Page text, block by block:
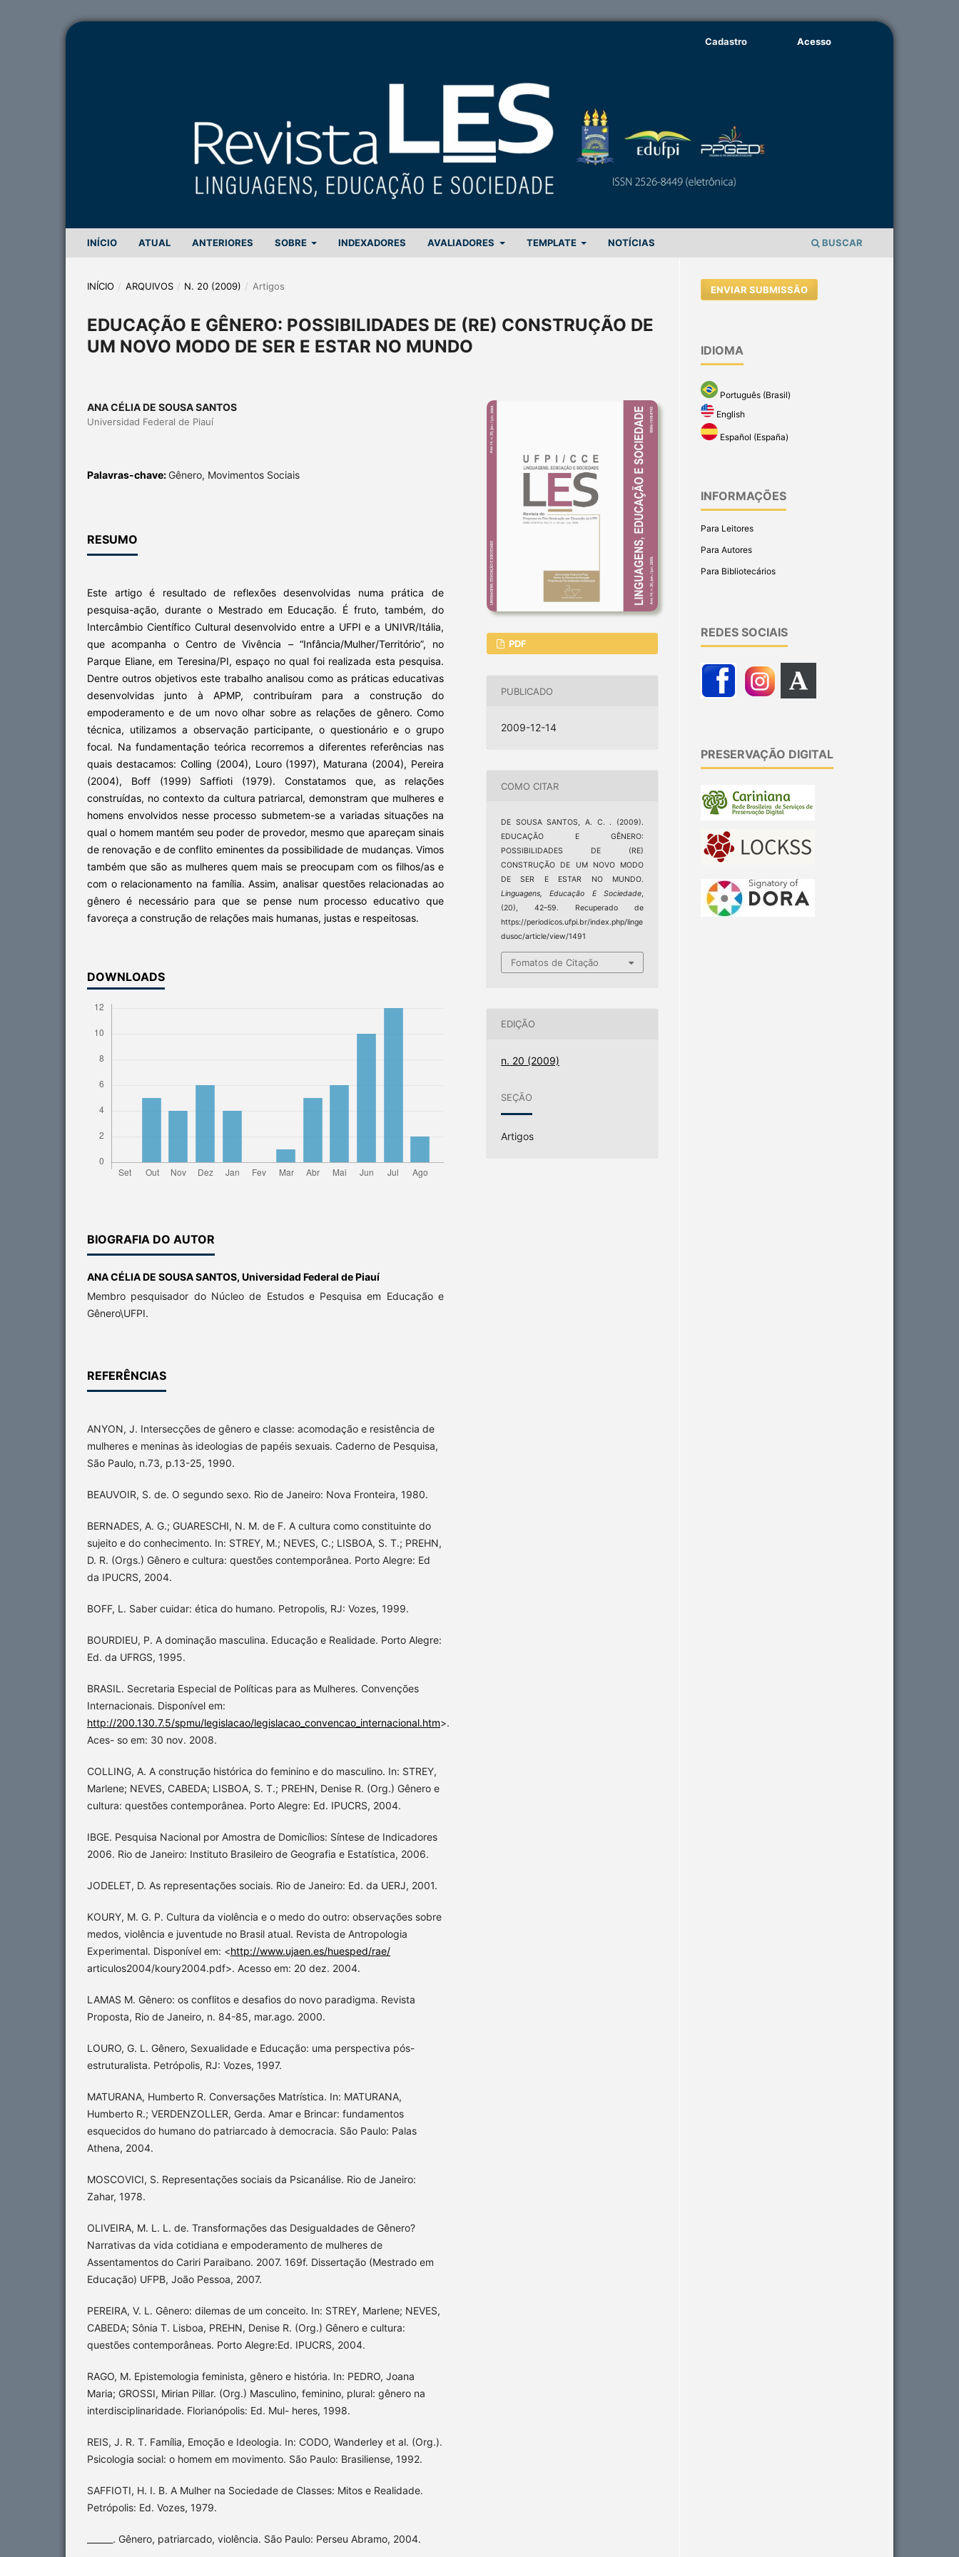
INÍCIO ATUAL ANTERIORES SOBRE INDEXADORES AVALIADORES TEMPLATE NOTÍCIAS BUSCAR
Cadastro Acesso
INÍCIO / ARQUIVOS / N. 20 (2009) / Artigos
EDUCAÇÃO E GÊNERO: POSSIBILIDADES DE (RE) CONSTRUÇÃO DE
UM NOVO MODO DE SER E ESTAR NO MUNDO
ANA CÉLIA DE SOUSA SANTOS
Universidad Federal de Piauí
Palavras-chave: Gênero, Movimentos Sociais
RESUMO
Este artigo é resultado de reflexões desenvolvidas numa prática de
pesquisa-ação, durante o Mestrado em Educação. É fruto, também, do
Intercâmbio Científico Cultural desenvolvido entre a UFPI e a UNIVR/Itália,
que acompanha o Centro de Vivência – “Infância/Mulher/Território”, no
Parque Eliane, em Teresina/PI, espaço no qual foi realizada esta pesquisa.
Dentre outros objetivos este trabalho analisou como as práticas educativas
desenvolvidas junto à APMP, contribuíram para a construção do
empoderamento e de um novo olhar sobre as relações de gênero. Como
técnica, utilizamos a observação participante, o questionário e o grupo
focal. Na fundamentação teórica recorremos a diferentes referências nas
quais destacamos: Colling (2004), Louro (1997), Maturana (2004), Pereira
(2004), Boff (1999) Saffioti (1979). Constatamos que, as relações
construídas, no contexto da cultura patriarcal, demonstram que mulheres e
homens envolvidos nesse processo submetem-se a variadas situações na
qual o homem mantém seu poder de provedor, mesmo que apareçam sinais
de renovação e de conflito eminentes da possibilidade de mudanças. Vimos
também que são as mulheres quem mais se preocupam com os filhos/as e
com o relacionamento na família. Assim, analisar questões relacionadas ao
gênero é necessário para que se pense num processo educativo que
favoreça a construção de relações mais humanas, justas e respeitosas.
DOWNLOADS
BIOGRAFIA DO AUTOR
ANA CÉLIA DE SOUSA SANTOS, Universidad Federal de Piauí
Membro pesquisador do Núcleo de Estudos e Pesquisa em Educação e
Gênero\UFPI.
REFERÊNCIAS
ANYON, J. Intersecções de gênero e classe: acomodação e resistência de
mulheres e meninas às ideologias de papéis sexuais. Caderno de Pesquisa,
São Paulo, n.73, p.13-25, 1990.
BEAUVOIR, S. de. O segundo sexo. Rio de Janeiro: Nova Fronteira, 1980.
BERNADES, A. G.; GUARESCHI, N. M. de F. A cultura como constituinte do
sujeito e do conhecimento. In: STREY, M.; NEVES, C.; LISBOA, S. T.; PREHN,
D. R. (Orgs.) Gênero e cultura: questões contemporânea. Porto Alegre: Ed
da IPUCRS, 2004.
BOFF, L. Saber cuidar: ética do humano. Petropolis, RJ: Vozes, 1999.
BOURDIEU, P. A dominação masculina. Educação e Realidade. Porto Alegre:
Ed. da UFRGS, 1995.
BRASIL. Secretaria Especial de Políticas para as Mulheres. Convenções
Internacionais. Disponível em:
http://200.130.7.5/spmu/legislacao/legislacao_convencao_internacional.htm>.
Aces- so em: 30 nov. 2008.
COLLING, A. A construção histórica do feminino e do masculino. In: STREY,
Marlene; NEVES, CABEDA; LISBOA, S. T.; PREHN, Denise R. (Org.) Gênero e
cultura: questões contemporânea. Porto Alegre: Ed. IPUCRS, 2004.
IBGE. Pesquisa Nacional por Amostra de Domicílios: Síntese de Indicadores
2006. Rio de Janeiro: Instituto Brasileiro de Geografia e Estatística, 2006.
JODELET, D. As representações sociais. Rio de Janeiro: Ed. da UERJ, 2001.
KOURY, M. G. P. Cultura da violência e o medo do outro: observações sobre
medos, violência e juventude no Brasil atual. Revista de Antropologia
Experimental. Disponível em: <http://www.ujaen.es/huesped/rae/
articulos2004/koury2004.pdf>. Acesso em: 20 dez. 2004.
LAMAS M. Gênero: os conflitos e desafios do novo paradigma. Revista
Proposta, Rio de Janeiro, n. 84-85, mar.ago. 2000.
LOURO, G. L. Gênero, Sexualidade e Educação: uma perspectiva pós-
estruturalista. Petrópolis, RJ: Vozes, 1997.
MATURANA, Humberto R. Conversações Matrística. In: MATURANA,
Humberto R.; VERDENZOLLER, Gerda. Amar e Brincar: fundamentos
esquecidos do humano do patriarcado à democracia. São Paulo: Palas
Athena, 2004.
MOSCOVICI, S. Representações sociais da Psicanálise. Rio de Janeiro:
Zahar, 1978.
OLIVEIRA, M. L. L. de. Transformações das Desigualdades de Gênero?
Narrativas da vida cotidiana e empoderamento de mulheres de
Assentamentos do Cariri Paraibano. 2007. 169f. Dissertação (Mestrado em
Educação) UFPB, João Pessoa, 2007.
PEREIRA, V. L. Gênero: dilemas de um conceito. In: STREY, Marlene; NEVES,
CABEDA; Sônia T. Lisboa, PREHN, Denise R. (Org.) Gênero e cultura:
questões contemporâneas. Porto Alegre:Ed. IPUCRS, 2004.
RAGO, M. Epistemologia feminista, gênero e história. In: PEDRO, Joana
Maria; GROSSI, Mirian Pillar. (Org.) Masculino, feminino, plural: gênero na
interdisciplinaridade. Florianópolis: Ed. Mul- heres, 1998.
REIS, J. R. T. Família, Emoção e Ideologia. In: CODO, Wanderley et al. (Org.).
Psicologia social: o homem em movimento. São Paulo: Brasiliense, 1992.
SAFFIOTI, H. I. B. A Mulher na Sociedade de Classes: Mitos e Realidade.
Petrópolis: Ed. Vozes, 1979.
______. Gênero, patriarcado, violência. São Paulo: Perseu Abramo, 2004.
PDF
PUBLICADO
2009-12-14
COMO CITAR
DE SOUSA SANTOS, A. C. . (2009).
EDUCAÇÃO E GÊNERO:
POSSIBILIDADES DE (RE)
CONSTRUÇÃO DE UM NOVO MODO
DE SER E ESTAR NO MUNDO.
Linguagens, Educação E Sociedade,
(20), 42–59. Recuperado de
https://periodicos.ufpi.br/index.php/linge
dusoc/article/view/1491
Fomatos de Citação
EDIÇÃO
n. 20 (2009)
SEÇÃO
Artigos
ENVIAR SUBMISSÃO
IDIOMA
Português (Brasil)
English
Español (España)
INFORMAÇÕES
Para Leitores
Para Autores
Para Bibliotecários
REDES SOCIAIS
PRESERVAÇÃO DIGITAL